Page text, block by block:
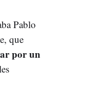
Pablo
que
por un